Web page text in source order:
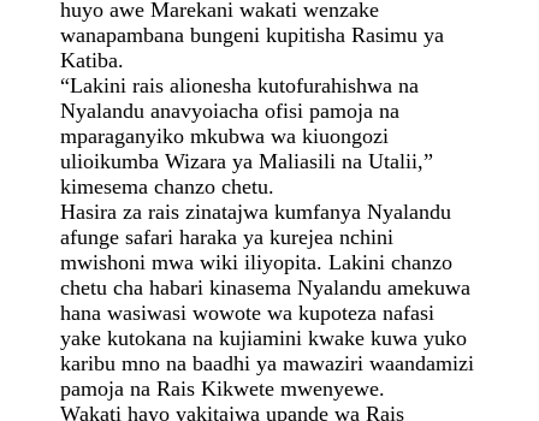
huyo awe Marekani wakati wenzake
wanapambana bungeni kupitisha Rasimu ya
Katiba.
“Lakini rais alionesha kutofurahishwa na
Nyalandu anavyoiacha ofisi pamoja na
mparaganyiko mkubwa wa kiuongozi
ulioikumba Wizara ya Maliasili na Utalii,”
kimesema chanzo chetu.
Hasira za rais zinatajwa kumfanya Nyalandu
afunge safari haraka ya kurejea nchini
mwishoni mwa wiki iliyopita. Lakini chanzo
chetu cha habari kinasema Nyalandu amekuwa
hana wasiwasi wowote wa kupoteza nafasi
yake kutokana na kujiamini kwake kuwa yuko
karibu mno na baadhi ya mawaziri waandamizi
pamoja na Rais Kikwete mwenyewe.
Wakati hayo yakitajwa upande wa Rais